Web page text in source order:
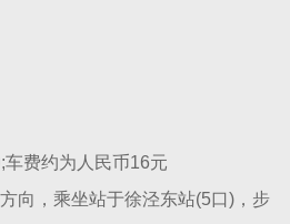
车费约为人民币16元
向，乘坐站于徐泾东站(5口)，步